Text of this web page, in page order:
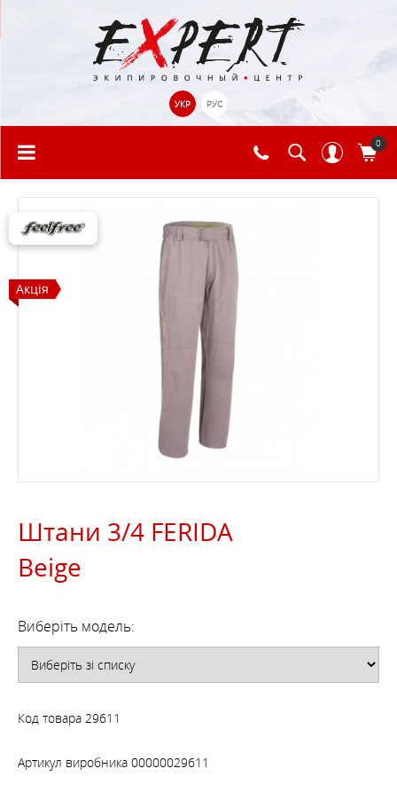
УКР РУС
0
Акція
Штани 3/4 FERIDA
Beige
Виберіть модель:
Код товара 29611
Артикул виробника 00000029611